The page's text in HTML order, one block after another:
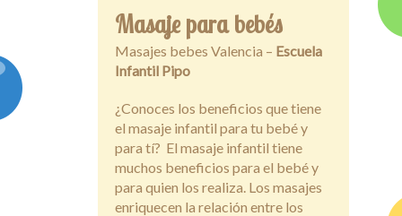
Masaje para bebés
Masajes bebes Valencia – Escuela
Infantil Pipo
¿Conoces los beneficios que tiene
el masaje infantil para tu bebé y
para tí? El masaje infantil tiene
muchos beneficios para el bebé y
para quien los realiza. Los masajes
enriquecen la relación entre los